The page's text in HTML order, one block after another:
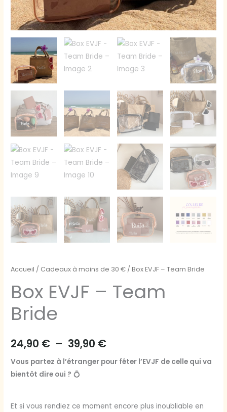
Accueil / Cadeaux à moins de 30 € / Box EVJF – Team Bride
Box EVJF – Team
Bride
24,90 € – 39,90 €
Vous partez à l’étranger pour fêter l’EVJF de celle qui va
bientôt dire oui ? 💍
Et si vous rendiez ce moment encore plus inoubliable en